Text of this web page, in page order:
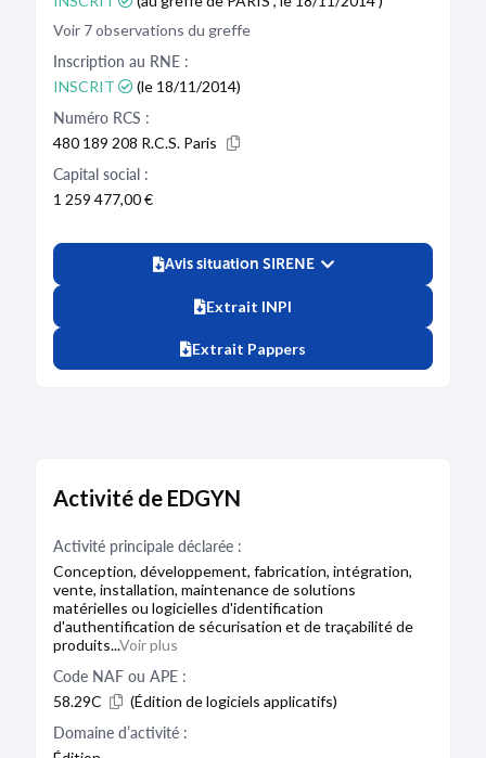
Voir 7 observations du greffe
Inscription au RNE :
INSCRIT
(le 18/11/2014)
Numéro RCS :
480 189 208 R.C.S. Paris
Capital social :
1 259 477,00 €
Avis situation SIRENE
Extrait INPI
Extrait Pappers
Activité de EDGYN
Activité principale déclarée :
Conception, développement, fabrication, intégration,
vente, installation, maintenance de solutions
matérielles ou logicielles d'identification
d'authentification de sécurisation et de traçabilité de
produits...Voir plus
Code NAF ou APE :
58.29C
(Édition de logiciels applicatifs)
Domaine d’activité :